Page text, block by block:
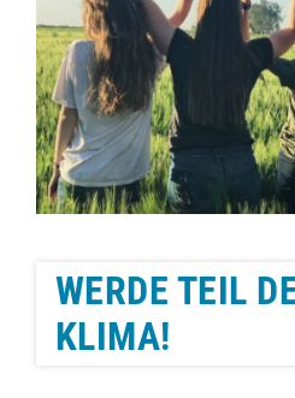
WERDE TEIL
KLIMA!